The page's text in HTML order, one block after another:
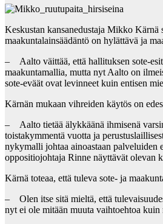
Keskustan kansanedustaja Mikko
maakuntalainsäädäntö on hylättävä ja
– Aalto väittää, että hallituksen sote-
maakuntamallia, mutta nyt Aalto on
sote-eväät ovat levinneet kuin entisen
Kärnän mukaan vihreiden käytös on
– Aalto tietää älykkäänä ihmisenä
toistakymmentä vuotta ja
nykymalli johtaa ainoastaan palveluiden
oppositiojohtaja Rinne näyttävät olevan
Kärnä toteaa, että tuleva sote- ja
– Olen itse sitä mieltä, että
nyt ei ole mitään muuta vaihtoehtoa